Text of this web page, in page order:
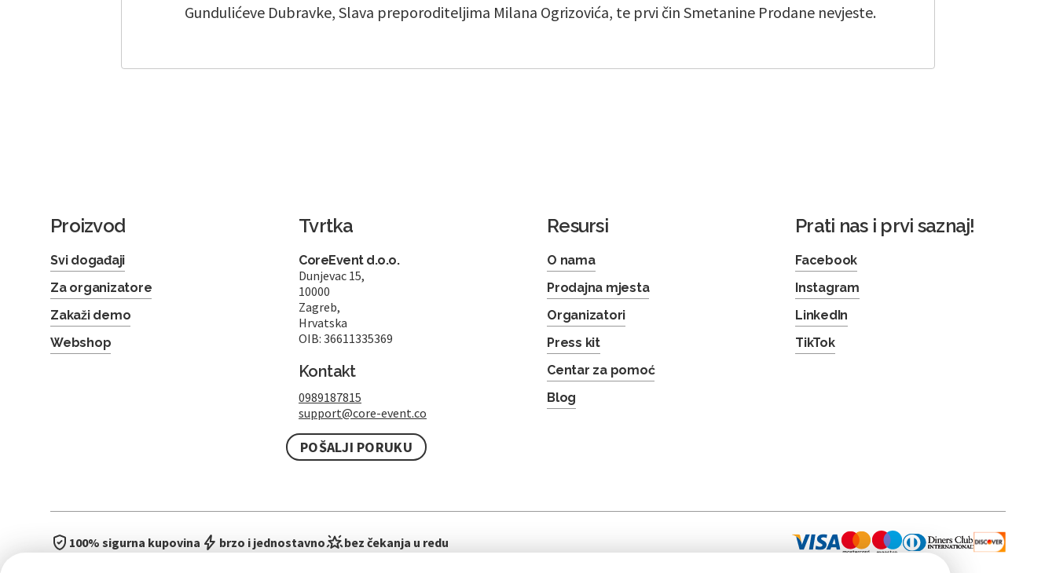
Gundulićeve Dubravke, Slava preporoditeljima Milana Ogrizovića, te prvi čin Smetanine Prodane nevjeste.
Proizvod
Svi događaji
Za organizatore
Zakaži demo
Webshop
Tvrtka
CoreEvent d.o.o.
Dunjevac 15,
10000
Zagreb,
Hrvatska
OIB: 36611335369
Kontakt
0989187815
support@core-event.co
POŠALJI PORUKU
Resursi
O nama
Prodajna mjesta
Organizatori
Press kit
Centar za pomoć
Blog
Prati nas i prvi saznaj!
Facebook
Instagram
LinkedIn
TikTok
100% sigurna kupovina brzo i jednostavno bez čekanja u redu